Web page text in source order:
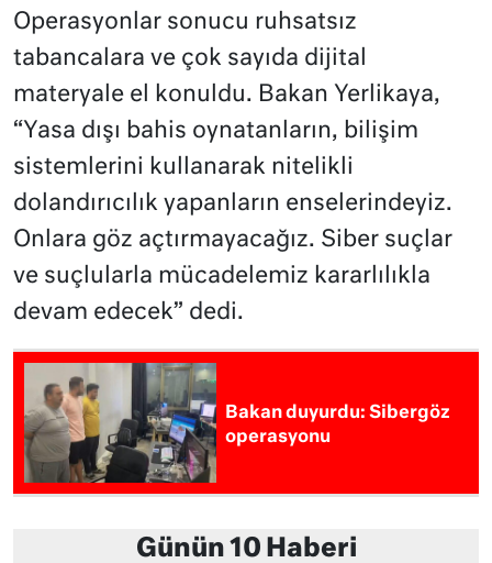
Operasyonlar sonucu ruhsatsız
tabancalara ve çok sayıda dijital
materyale el konuldu. Bakan Yerlikaya,
“Yasa dışı bahis oynatanların, bilişim
sistemlerini kullanarak nitelikli
dolandırıcılık yapanların enselerindeyiz.
Onlara göz açtırmayacağız. Siber suçlar
ve suçlularla mücadelemiz kararlılıkla
devam edecek” dedi.
Bakan duyurdu: Sibergöz
operasyonu
Günün 10 Haberi